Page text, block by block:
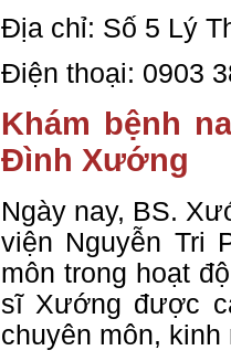
Địa chỉ: Số 5 Lý
Điện thoại: 0903
Khám bệnh
Đình Xướng
Ngày nay, BS.
viện Nguyễn Tri
môn trong hoạt
sĩ Xướng được
chuyên môn,